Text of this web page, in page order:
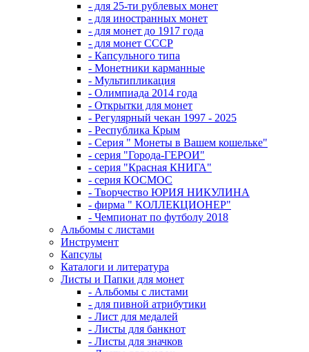
- для 25-ти рублевых монет
- для иностранных монет
- для монет до 1917 года
- для монет СССР
- Капсульного типа
- Монетники карманные
- Мультипликация
- Олимпиада 2014 года
- Открытки для монет
- Регулярный чекан 1997 - 2025
- Республика Крым
- Серия " Монеты в Вашем кошельке"
- серия "Города-ГЕРОИ"
- серия "Красная КНИГА"
- серия КОСМОС
- Творчество ЮРИЯ НИКУЛИНА
- фирма " КОЛЛЕКЦИОНЕР"
- Чемпионат по футболу 2018
Альбомы с листами
Инструмент
Капсулы
Каталоги и литература
Листы и Папки для монет
- Альбомы с листами
- для пивной атрибутики
- Лист для медалей
- Листы для банкнот
- Листы для значков